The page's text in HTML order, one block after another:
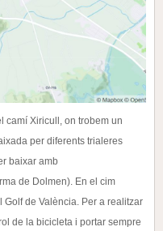
camí Xiricull, on trobem un
per diferents trialeres
baixar amb
de Dolmen). En el cim
Golfde València. Per a realitzar
de la bicicleta i portar sempre